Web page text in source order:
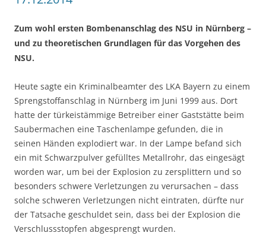
Zum wohl ersten Bombenanschlag des NSU in Nürnberg –
und zu theoretischen Grundlagen für das Vorgehen des
NSU.
Heute sagte ein Kriminalbeamter des LKA Bayern zu einem
Sprengstoffanschlag in Nürnberg im Juni 1999 aus. Dort
hatte der türkeistämmige Betreiber einer Gaststätte beim
Saubermachen eine Taschenlampe gefunden, die in
seinen Händen explodiert war. In der Lampe befand sich
ein mit Schwarzpulver gefülltes Metallrohr, das eingesägt
worden war, um bei der Explosion zu zersplittern und so
besonders schwere Verletzungen zu verursachen – dass
solche schweren Verletzungen nicht eintraten, dürfte nur
der Tatsache geschuldet sein, dass bei der Explosion die
Verschlussstopfen abgesprengt wurden.